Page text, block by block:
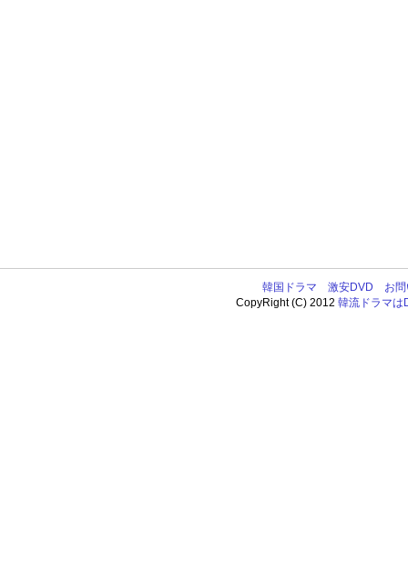
韓国ドラマ 激安DVD
お
CopyRight (C) 2012韓流ドラマは